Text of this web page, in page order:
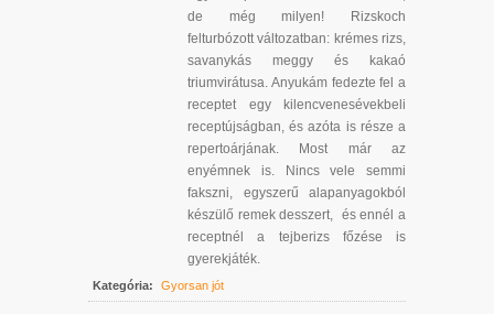
de még milyen! Rizskoch
felturbózott változatban: krémes rizs,
savanykás meggy és kakaó
triumvirátusa. Anyukám fedezte fel a
receptet egy kilencvenesévekbeli
receptújságban, és azóta is része a
repertoárjának. Most már az
enyémnek is. Nincs vele semmi
fakszni, egyszerű alapanyagokból
készülő remek desszert, és ennél a
receptnél a tejberizs főzése is
gyerekjáték.
Kategória: Gyorsan jót